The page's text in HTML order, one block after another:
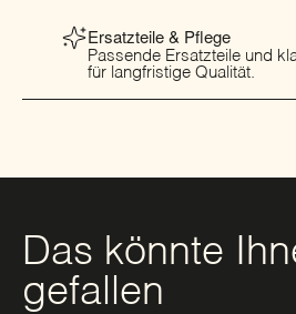
Ersatzteile & Pflege
Passende Ersatzteile und
für langfristige Qualität.
Das könnte
gefallen